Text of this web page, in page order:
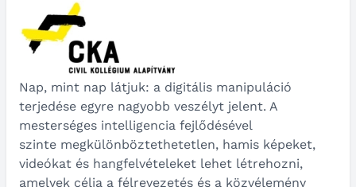
Nap, mint nap látjuk: a digitális manipuláció
terjedése egyre nagyobb veszélyt jelent. A
mesterséges intelligencia fejlődésével
szinte megkülönböztethetetlen, hamis képeket,
videókat és hangfelvételeket lehet létrehozni,
amelyek célja a félrevezetés és a közvélemény